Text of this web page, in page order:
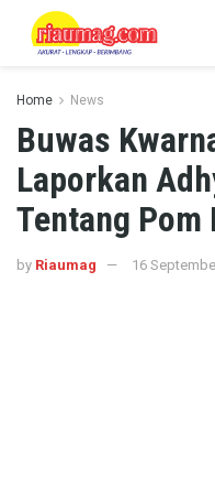
Home News
Buwas
Laporkan
Tentang Pom
by Riaumag 16